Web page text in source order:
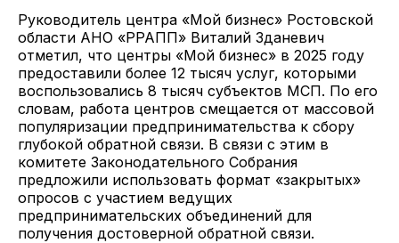
Руководитель центра «Мой бизнес» Ростовской
области АНО «РРАПП» Виталий Зданевич
отметил, что центры «Мой бизнес» в 2025 году
предоставили более 12 тысяч услуг, которыми
воспользовались 8 тысяч субъектов МСП. По его
словам, работа центров смещается от массовой
популяризации предпринимательства к сбору
глубокой обратной связи. В связи с этим в
комитете Законодательного Собрания
предложили использовать формат «закрытых»
опросов с участием ведущих
предпринимательских объединений для
получения достоверной обратной связи.